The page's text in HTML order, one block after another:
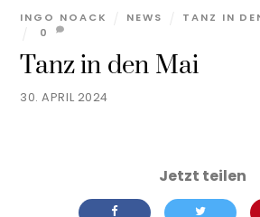
30. APRIL 2024
Tanz in den Mai
INGO NOACK NEWS
TANZ IN
0